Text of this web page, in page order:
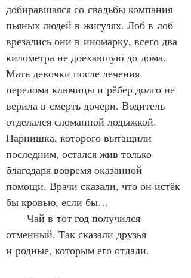
добиравшаяся со свадьбы компания
пьяных людей в жигулях. Лоб в лоб
врезались они в иномарку, всего два
километра не доехавшую до дома.
Мать девочки после лечения
перелома ключицы и рёбер долго не
верила в смерть дочери. Водитель
отделался сломанной лодыжкой.
Парнишка, которого вытащили
последним, остался жив только
благодаря вовремя оказанной
помощи. Врачи сказали, что он истёк
бы кровью, если бы…
Чай в тот год получился
отменный. Так сказали друзья
и родные, которым его отдали.